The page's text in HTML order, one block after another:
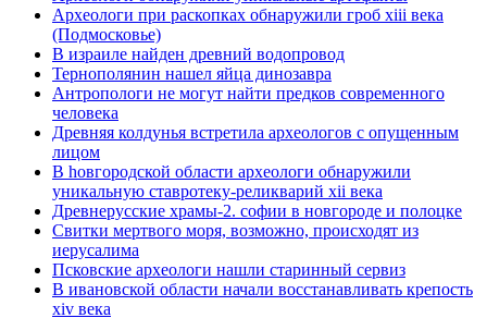
Археологи при раскопках обнаружили гроб xiii века
(Подмосковье)
В израиле найден древний водопровод
Тернополянин нашел яйца динозавра
Антропологи не могут найти предков современного
человека
Древняя колдунья встретила археологов с опущенным
лицом
В hовгородской области археологи обнаружили
уникальную ставротеку-реликварий xii века
Древнерусские храмы-2. софии в новгороде и полоцке
Свитки мертвого моря, возможно, происходят из
иерусалима
Псковские археологи нашли старинный сервиз
В ивановской области начали восстанавливать крепость
xiv века